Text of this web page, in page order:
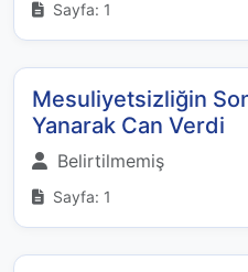
Sayfa: 1
Mesuliyetsizliğin
Yanarak Can Verdi
Belirtilmemiş
Sayfa: 1